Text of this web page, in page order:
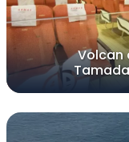
Volcan